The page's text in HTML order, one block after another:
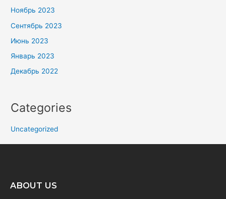
Ноябрь 2023
Сентябрь 2023
Июнь 2023
Январь 2023
Декабрь 2022
Categories
Uncategorized
ABOUT US